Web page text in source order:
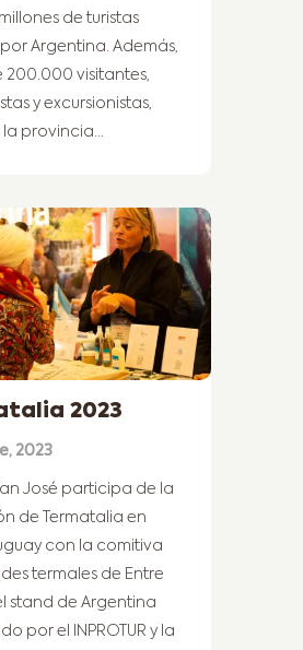
millones de turistas
Argentina. Además,
200.000 visitantes,
y excursionistas,
la provincia…
2023
2023
José participa de la
de Termatalia en
con la comitiva
termales de Entre
stand de Argentina
por el INPROTUR y la